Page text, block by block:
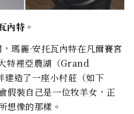
內特。
瑪麗·安托瓦內特在凡爾賽宮
特裡亞農湖（Grand
造了一座小村莊（如下
假裝自己是一位牧羊女，正
想像的那樣。